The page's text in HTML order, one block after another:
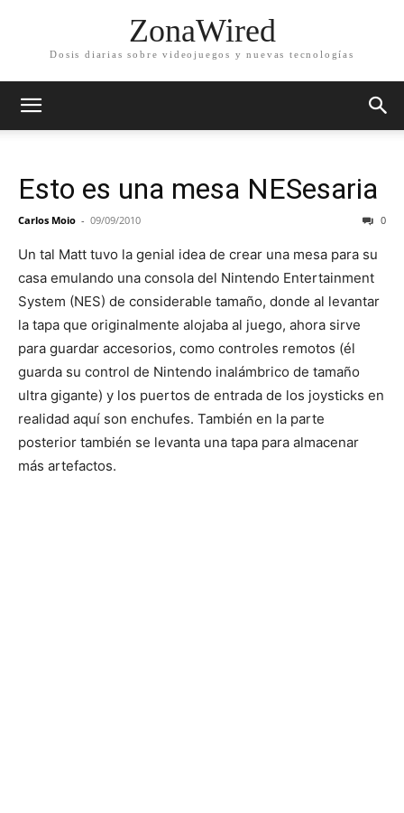
ZonaWired
Dosis diarias sobre videojuegos y nuevas tecnologías
Esto es una mesa NESesaria
Carlos Moio - 09/09/2010 0
Un tal Matt tuvo la genial idea de crear una mesa para su
casa emulando una consola del Nintendo Entertainment
System (NES) de considerable tamaño, donde al levantar
la tapa que originalmente alojaba al juego, ahora sirve
para guardar accesorios, como controles remotos (él
guarda su control de Nintendo inalámbrico de tamaño
ultra gigante) y los puertos de entrada de los joysticks en
realidad aquí son enchufes. También en la parte
posterior también se levanta una tapa para almacenar
más artefactos.